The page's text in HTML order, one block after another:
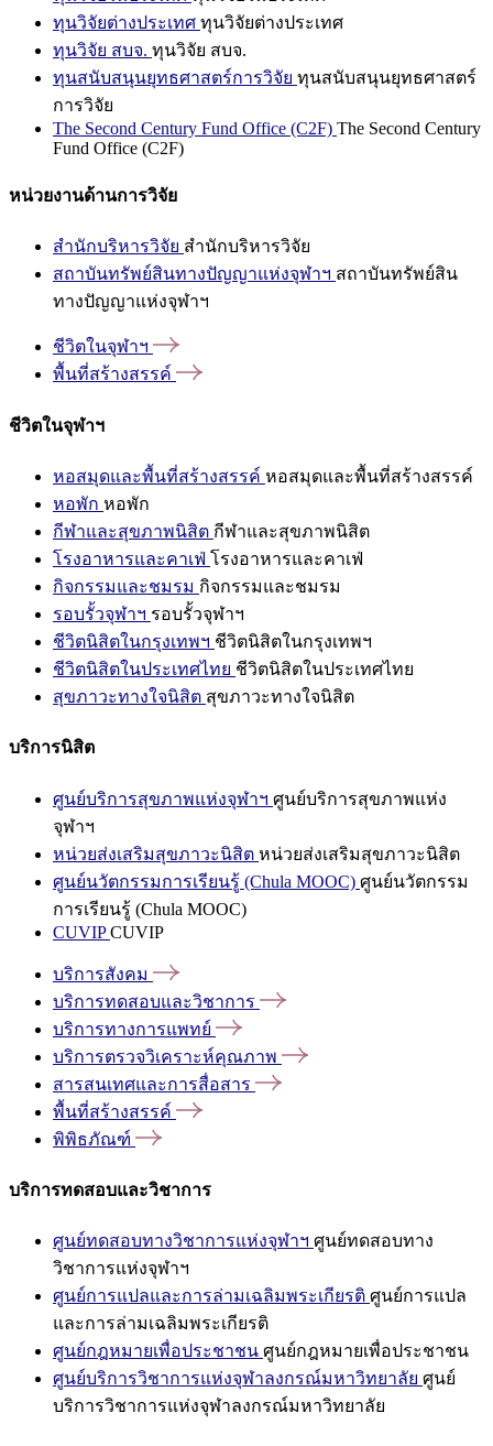
ทุนวิจัยต่างประเทศ ทุนวิจัยต่างประเทศ
ทุนวิจัย สบจ. ทุนวิจัย สบจ.
ทุนสนับสนุนยุทธศาสตร์การวิจัย ทุนสนับสนุนยุทธศาสตร์
การวิจัย
The Second Century Fund Office (C2F) The Second Century
Fund Office (C2F)
หน่วยงานด้านการวิจัย
สำนักบริหารวิจัย สำนักบริหารวิจัย
สถาบันทรัพย์สินทางปัญญาแห่งจุฬาฯ สถาบันทรัพย์สิน
ทางปัญญาแห่งจุฬาฯ
ชีวิตในจุฬาฯ
พื้นที่สร้างสรรค์
ชีวิตในจุฬาฯ
หอสมุดและพื้นที่สร้างสรรค์ หอสมุดและพื้นที่สร้างสรรค์
หอพัก หอพัก
กีฬาและสุขภาพนิสิต กีฬาและสุขภาพนิสิต
โรงอาหารและคาเฟ่ โรงอาหารและคาเฟ่
กิจกรรมและชมรม กิจกรรมและชมรม
รอบรั้วจุฬาฯ รอบรั้วจุฬาฯ
ชีวิตนิสิตในกรุงเทพฯ ชีวิตนิสิตในกรุงเทพฯ
ชีวิตนิสิตในประเทศไทย ชีวิตนิสิตในประเทศไทย
สุขภาวะทางใจนิสิต สุขภาวะทางใจนิสิต
บริการนิสิต
ศูนย์บริการสุขภาพแห่งจุฬาฯ ศูนย์บริการสุขภาพแห่ง
จุฬาฯ
หน่วยส่งเสริมสุขภาวะนิสิต หน่วยส่งเสริมสุขภาวะนิสิต
ศูนย์นวัตกรรมการเรียนรู้ (Chula MOOC) ศูนย์นวัตกรรม
การเรียนรู้ (Chula MOOC)
CUVIPCUVIP
บริการสังคม
บริการทดสอบและวิชาการ
บริการทางการแพทย์
บริการตรวจวิเคราะห์คุณภาพ
สารสนเทศและการสื่อสาร
พื้นที่สร้างสรรค์
พิพิธภัณฑ์
บริการทดสอบและวิชาการ
ศูนย์ทดสอบทางวิชาการแห่งจุฬาฯ ศูนย์ทดสอบทาง
วิชาการแห่งจุฬาฯ
ศูนย์การแปลและการล่ามเฉลิมพระเกียรติ ศูนย์การแปล
และการล่ามเฉลิมพระเกียรติ
ศูนย์กฎหมายเพื่อประชาชน ศูนย์กฎหมายเพื่อประชาชน
ศูนย์บริการวิชาการแห่งจุฬาลงกรณ์มหาวิทยาลัย ศูนย์
บริการวิชาการแห่งจุฬาลงกรณ์มหาวิทยาลัย